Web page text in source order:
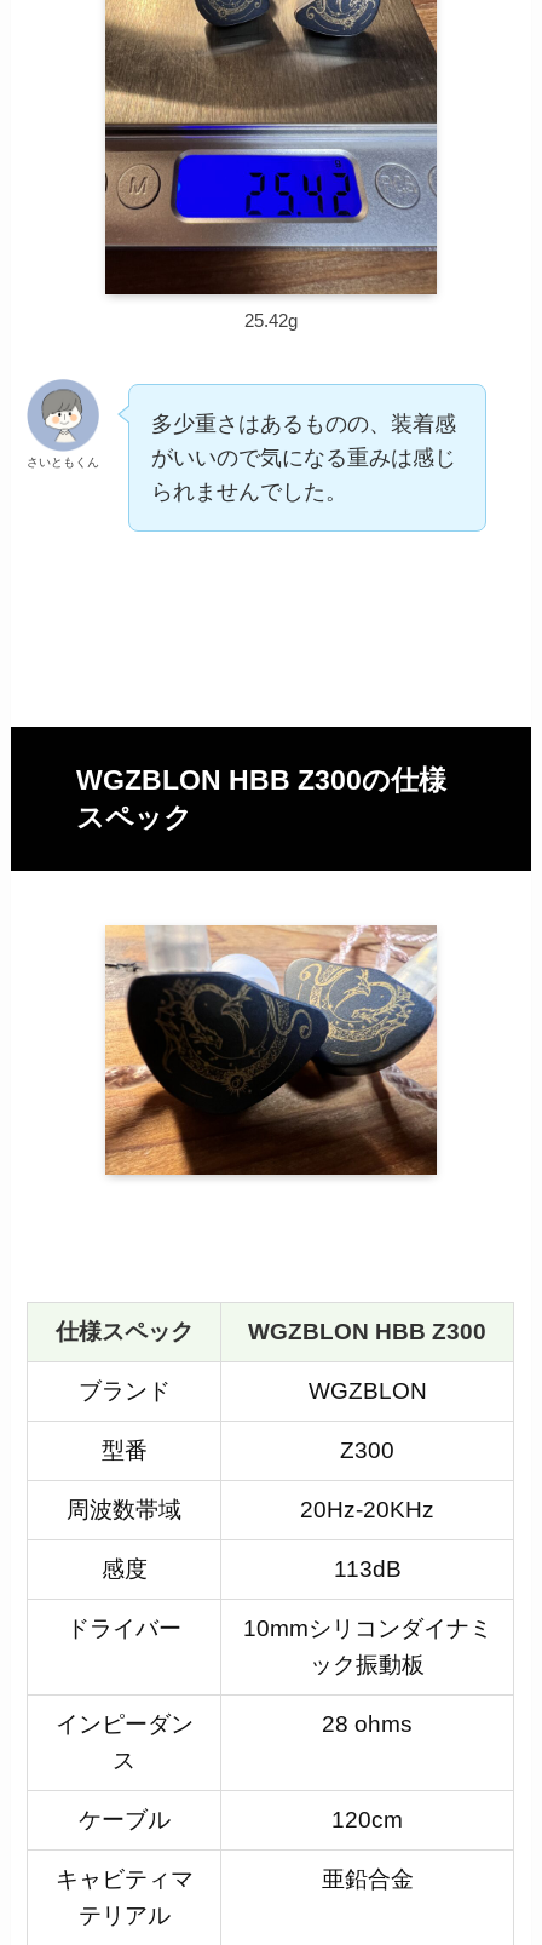
25.42g
さいともくん
多少重さはあるものの、装着感
がいいので気になる重みは感じ
られませんでした。
WGZBLON HBB Z300の仕様
スペック
仕様スペック WGZBLON HBB Z300
ブランド WGZBLON
型番 Z300
周波数帯域 20Hz-20KHz
感度 113dB
ドライバー
10mmシリコンダイナミ
ック振動板
インピーダン
ス
28 ohms
ケーブル 120cm
キャビティマ
テリアル
亜鉛合金